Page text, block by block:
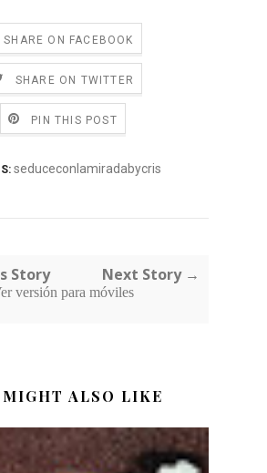
SHARE ON FACEBOOK
SHARE ON TWITTER
PIN THIS POST
seduceconlamiradabycris
Story Next Story →
versión para móviles
MIGHT ALSO LIKE